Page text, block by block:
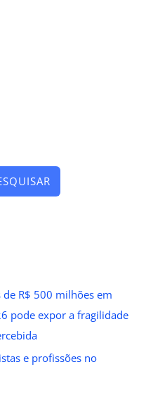
R$ 500 milhões em
pode expor a fragilidade
e profissões no